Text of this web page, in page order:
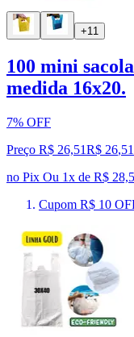
+11
100 mini
medida 16x20.
7% OFF
Preço R$ 26,51R$ 26,51
no Pix Ou 1x de R$
Cupom R$ 10